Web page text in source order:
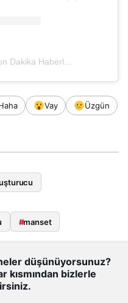
Vay
Üzgün
#manset
düşünüyorsunuz?
kısmından bizlerle